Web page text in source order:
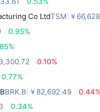
Co LtdTSM ￥
0.95%
0.10%
0.77%
BRK.B ￥82,692.49
0.34%